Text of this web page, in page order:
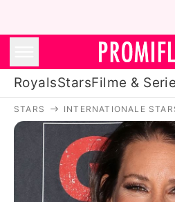
RoyalsStarsFilme &
Royals
Stars
Filme &
STARS INTERNATIONALE